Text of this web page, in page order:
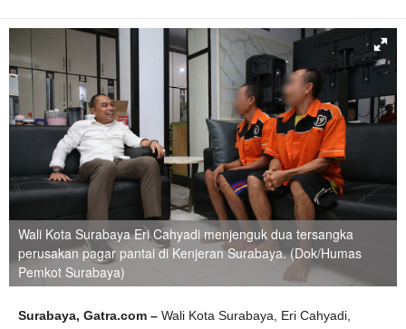
Wali Kota Surabaya Eri Cahyadi menjenguk dua tersangka
perusakan pagar pantai di Kenjeran Surabaya. (Dok/Humas
Pemkot Surabaya)
Surabaya, Gatra.com –‎ Wali Kota Surabaya, Eri Cahyadi,